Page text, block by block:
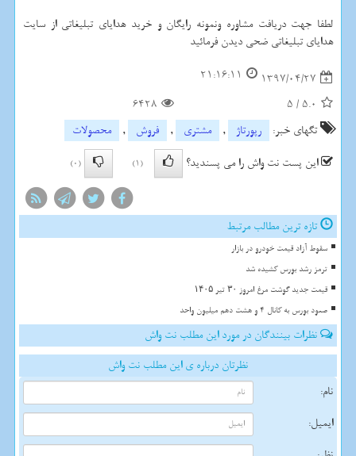
لطفا جهت دریافت مشاوره ونمونه رایگان و خرید هدایای تبلیغاتی از سایت
هدایای تبلیغاتی ضحی دیدن فرمائید
1397/04/27
21:16:11
5.0
/
5
6428
تگهای خبر:
رپورتاژ , مشتری , فروش ,
محصولات
این پست نت واش را می پسندید؟
(1)
(0)
تازه ترین مطالب مرتبط
سقوط آزاد قیمت خودرو در بازار
ترمز رشد بورس کشیده شد
قیمت جدید گوشت مرغ امروز ۳۰ تیر ۱۴۰۵
صعود بورس به کانال 4 و هشت دهم میلیون واحد
نظرات بینندگان در مورد این مطلب نت واش
نظرتان درباره ی این مطلب نت واش
نام:
ایمیل: